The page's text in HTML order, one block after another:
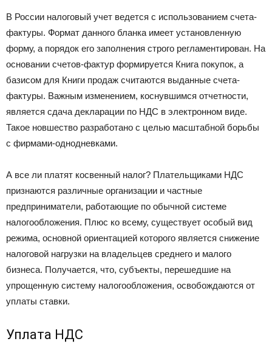
В России налоговый учет ведется с использованием счета-
фактуры. Формат данного бланка имеет установленную
форму, а порядок его заполнения строго регламентирован. На
основании счетов-фактур формируется Книга покупок, а
базисом для Книги продаж считаются выданные счета-
фактуры. Важным изменением, коснувшимся отчетности,
является сдача декларации по НДС в электронном виде.
Такое новшество разработано с целью масштабной борьбы
с фирмами-однодневками.
А все ли платят косвенный налог? Плательщиками НДС
признаются различные организации и частные
предприниматели, работающие по обычной системе
налогообложения. Плюс ко всему, существует особый вид
режима, основной ориентацией которого является снижение
налоговой нагрузки на владельцев среднего и малого
бизнеса. Получается, что, субъекты, перешедшие на
упрощенную систему налогообложения, освобождаются от
уплаты ставки.
Уплата НДС